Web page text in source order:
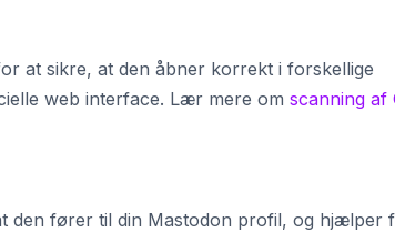
at sikre, at den åbner korrekt i forskellige
web interface. Lær mere om scanning af
den fører til din Mastodon profil, og hjælper